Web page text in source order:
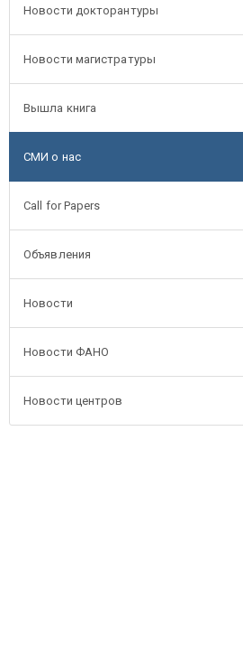
Новости докторантуры
Новости магистратуры
Вышла книга
СМИ о нас
Call for Papers
Объявления
Новости
Новости ФАНО
Новости центров